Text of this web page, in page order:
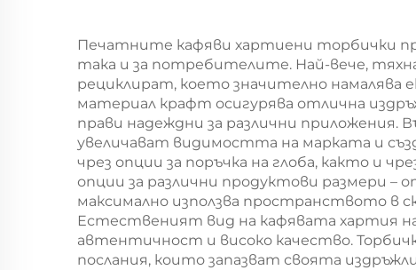
занаяти
Печатните кафяви хартиени торбички
така и за потребителите. Най-вече,
рециклират, което значително
материал крафт осигурява отлична
прави надеждни за различни
увеличават видимостта на марката и
чрез опции за поръчка на глоба, както и
опции за различни продуктови размери –
максимално използва пространството в
Естественият вид на кафявата хартия
автентичност и високо качество.
послания, които запазват своята